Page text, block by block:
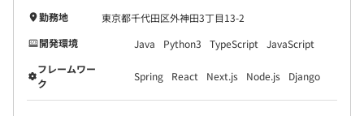
勤務地
東京都千代田区外神田3丁目13-2
開発環境
Java Python3 TypeScript
JavaScript
フレームワー
ク
Spring React Next.js Node.js Django